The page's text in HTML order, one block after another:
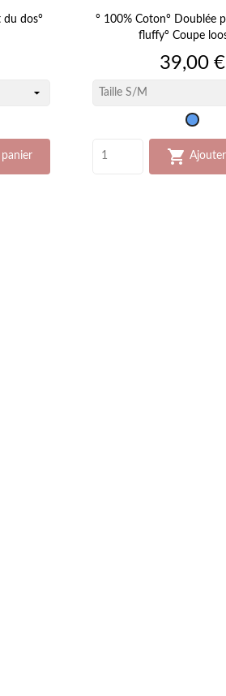
du dos°
° 100% Coton° Doublée
fluffy° Coupe
Prix
39,00 €
Bleu
jean
